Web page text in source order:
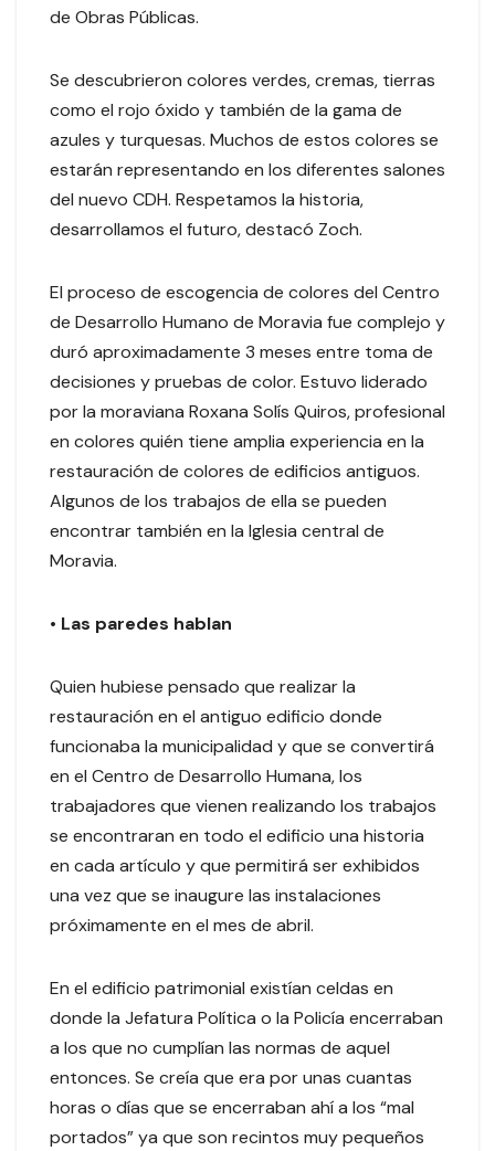
de Obras Públicas.
Se descubrieron colores verdes, cremas, tierras
como el rojo óxido y también de la gama de
azules y turquesas. Muchos de estos colores se
estarán representando en los diferentes salones
del nuevo CDH. Respetamos la historia,
desarrollamos el futuro, destacó Zoch.
El proceso de escogencia de colores del Centro
de Desarrollo Humano de Moravia fue complejo y
duró aproximadamente 3 meses entre toma de
decisiones y pruebas de color. Estuvo liderado
por la moraviana Roxana Solís Quiros, profesional
en colores quién tiene amplia experiencia en la
restauración de colores de edificios antiguos.
Algunos de los trabajos de ella se pueden
encontrar también en la Iglesia central de
Moravia.
• Las paredes hablan
Quien hubiese pensado que realizar la
restauración en el antiguo edificio donde
funcionaba la municipalidad y que se convertirá
en el Centro de Desarrollo Humana, los
trabajadores que vienen realizando los trabajos
se encontraran en todo el edificio una historia
en cada artículo y que permitirá ser exhibidos
una vez que se inaugure las instalaciones
próximamente en el mes de abril.
En el edificio patrimonial existían celdas en
donde la Jefatura Política o la Policía encerraban
a los que no cumplían las normas de aquel
entonces. Se creía que era por unas cuantas
horas o días que se encerraban ahí a los “mal
portados” ya que son recintos muy pequeños